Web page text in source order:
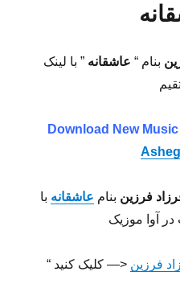
بنام “ عاشقانه ” با لینک
Download New
فرزین بنام عاشقانه با
در آوا موزیک
فرزین <— کلیک کنید “